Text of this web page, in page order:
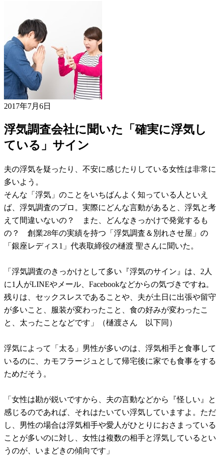
2017年7月6日
浮気調査会社に聞いた「確実に浮気し
ている」サイン
夫の浮気を疑ったり、不安に感じたりしている女性は非常に
多いよう。
そんな「浮気」のことをいちばんよく知っている人といえ
ば、浮気調査のプロ。実際にどんな言動があると、浮気と考
えて間違いないの？ また、どんなきっかけで発覚するも
の？ 創業28年の実績を持つ「浮気調査＆別れさせ屋」の
「銀座レディス1」代表取締役の樋渡 聖さんに聞いた。
「浮気調査のきっかけとして多い『浮気のサイン』は、2人
に1人がLINEやメール、Facebookなどからの気づきですね。
残りは、セックスレスであることや、夫が土日に出張や留守
が多いこと、服装が変わったこと、食の好みが変わったこ
と、太ったことなどです」（樋渡さん 以下同）
浮気によって「太る」男性が多いのは、浮気相手と食事して
いるのに、カモフラージュとして帰宅後に家でも食事をする
ためだそう。
「女性は勘が鋭いですから、夫の言動などから『怪しい』と
感じるのであれば、それはたいてい浮気していますよ。ただ
し、男性の場合は浮気相手や愛人がひとりにおさまっている
ことが多いのに対し、女性は複数の相手と浮気しているとい
うのが、いまどきの傾向です」